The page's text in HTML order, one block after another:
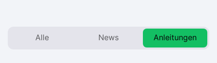
Alle News Anleitungen